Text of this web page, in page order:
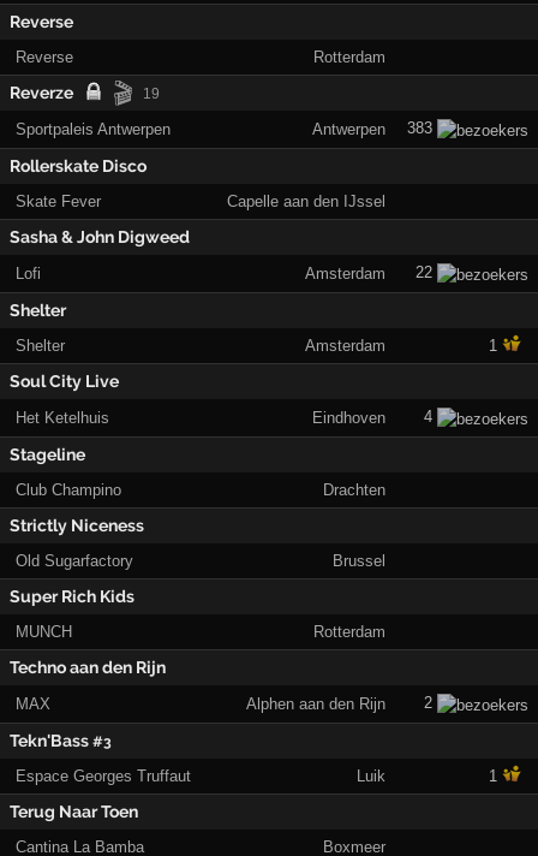
Reverse
Reverse Rotterdam
Reverze 🎬 19
Sportpaleis Antwerpen Antwerpen 383
Rollerskate Disco
Skate Fever Capelle aan den IJssel
Sasha & John Digweed
Lofi Amsterdam 22
Shelter
Shelter Amsterdam 1
Soul City Live
Het Ketelhuis Eindhoven 4
Stageline
Club Champino Drachten
Strictly Niceness
Old Sugarfactory Brussel
Super Rich Kids
MUNCH Rotterdam
Techno aan den Rijn
MAX Alphen aan den Rijn 2
Tekn'Bass#3
Espace Georges Truffaut Luik 1
Terug Naar Toen
Cantina La Bamba Boxmeer